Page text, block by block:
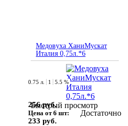
Медовуха ХаниМускат
Италия 0,75л.*6
Быстрый просмотр
0.75 л. 1 5.5 %
256 руб.
Цена от 6 шт:
233 руб.
Достаточно